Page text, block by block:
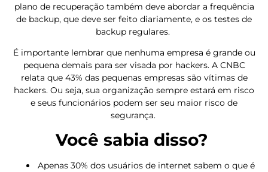
plano de recuperação também deve abordar a frequência
de backup, que deve ser feito diariamente, e os testes de
backup regulares.
É importante lembrar que nenhuma empresa é grande ou
pequena demais para ser visada por hackers. A CNBC
relata que 43% das pequenas empresas são vítimas de
hackers. Ou seja, sua organização sempre estará em risco
e seus funcionários podem ser seu maior risco de
segurança.
Você sabia disso?
Apenas 30% dos usuários de internet sabem o que é